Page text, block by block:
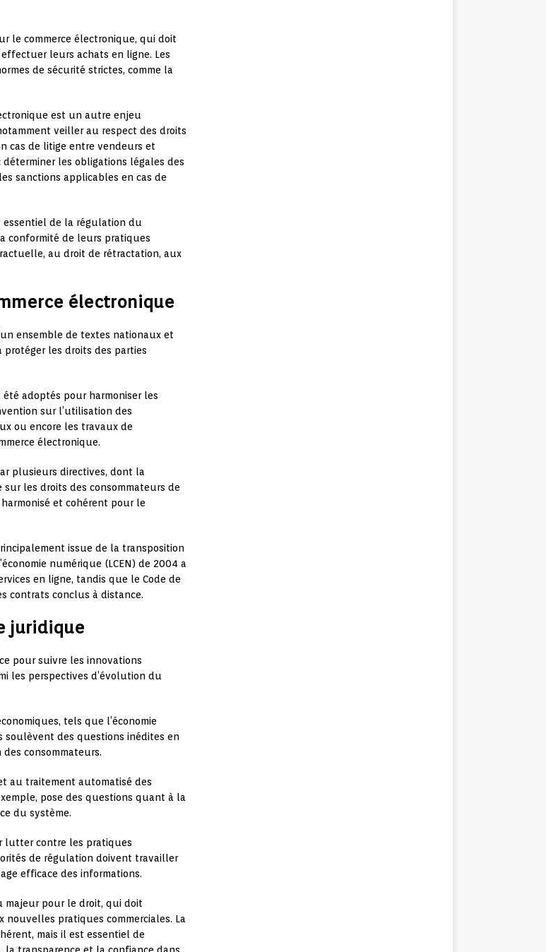
le commerce électronique, qui doit
leurs achats en ligne. Les
de sécurité strictes, comme la
est un autre enjeu
veiller au respect des droits
cas de litige entre vendeurs et
les obligations légales des
sanctions applicables en cas de
essentiel de la régulation du
conformité de leurs pratiques
au droit de rétractation, aux
électronique
ensemble de textes nationaux et
les droits des parties
adoptés pour harmoniser les
sur l’utilisation des
ou encore les travaux de
électronique.
plusieurs directives, dont la
les droits des consommateurs de
et cohérent pour le
issue de la transposition
numérique (LCEN) de 2004 a
en ligne, tandis que le Code de
contrats conclus à distance.
juridique
pour suivre les innovations
les perspectives d’évolution du
tels que l’économie
soulèvent des questions inédites en
consommateurs.
au traitement automatisé des
pose des questions quant à la
du système.
lutter contre les pratiques
de régulation doivent travailler
efficace des informations.
majeur pour le droit, qui doit
pratiques commerciales. La
mais il est essentiel de
transparence et la confiance dans